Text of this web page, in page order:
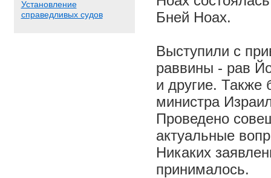
Установление
справедливых судов
Бней Ноах.
Выступили с
раввины - рав
и другие. Также
министра
Проведено
актуальные
Никаких
принималось.